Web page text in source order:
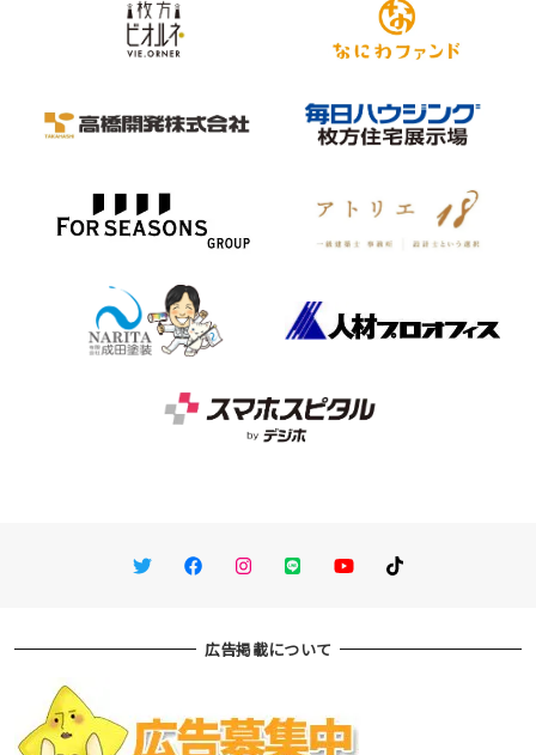
TwitterFacebookInstagram
LINE You TubeTikTok
広告掲載について